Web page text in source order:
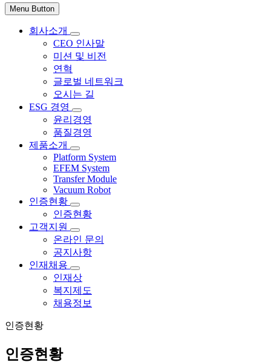
Menu Button
회사소개
CEO 인사말
미션 및 비전
연혁
글로벌 네트워크
오시는 길
ESG 경영
윤리경영
품질경영
제품소개
Platform System
EFEM System
Transfer Module
Vacuum Robot
인증현황
인증현황
고객지원
온라인 문의
공지사항
인재채용
인재상
복지제도
채용정보
인증현황
인증현황